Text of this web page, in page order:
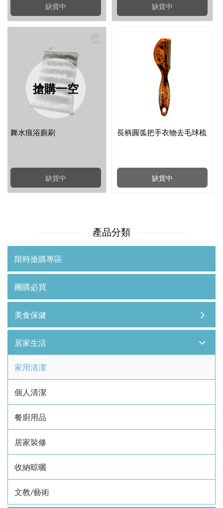
缺貨中 缺貨中
搶購一空
缺貨中
舞水痕浴廁刷
缺貨中
長柄圓弧把手衣物去毛球梳
產品分類
限時搶購專區
團購必買
美食保健
居家生活
家用清潔
個人清潔
餐廚用品
居家裝修
收納晾曬
文教/藝術